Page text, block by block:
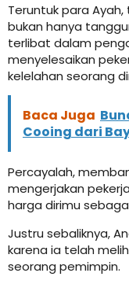
Teruntuk para
bukan hanya
terlibat dalam
menyelesaikan
kelelahan seorang
Baca Juga
Cooing dari
Percayalah,
mengerjakan
harga dirimu
Justru sebaliknya,
karena ia telah
seorang pemimpin.